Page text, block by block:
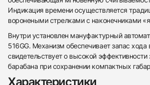
438
285
145
142
205
204
195
150
6
Индикация времени осуществляется
воронеными стрелками с наконечниками
Внутри установлен мануфактурный
516GG. Механизм обеспечивает запас хода
свидетельствует о высокой эффективности
барабана при сохранении компактных
Характеристики